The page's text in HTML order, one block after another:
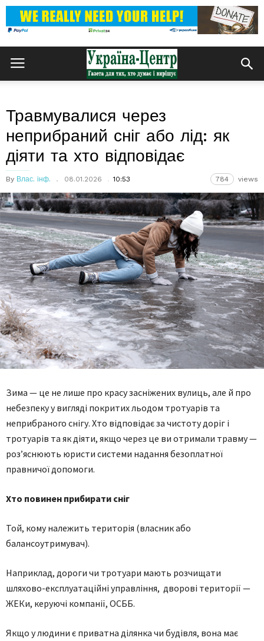
Травмувалися через
неприбраний сніг або лід: як
діяти та хто відповідає
By Влас. інф. 08.01.2026 10:53 784 views
Зима — це не лише про красу засніжених вулиць, але й про
небезпеку у вигляді покритих льодом тротуарів та
неприбраного снігу. Хто відповідає за чистоту доріг і
тротуарів та як діяти, якщо через це ви отримали травму —
роз’яснюють юристи системи надання безоплатної
правничої допомоги.
Хто повинен прибирати сніг
Той, кому належить територія (власник або
балансоутримувач).
Наприклад, дороги чи тротуари мають розчищати
шляхово-експлуатаційні управління, дворові території —
ЖЕКи, керуючі компанії, ОСББ.
Якщо у людини є приватна ділянка чи будівля, вона має